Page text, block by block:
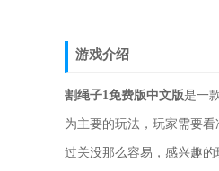
游戏介绍
割绳子1免费版中文版是一
为主要的玩法，玩家需要
过关没那么容易，感兴趣的